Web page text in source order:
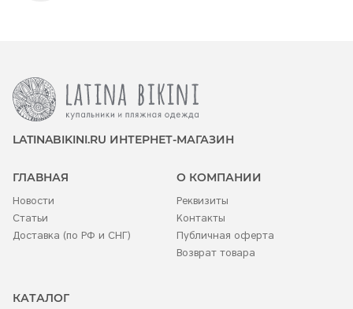
LATINABIKINI.RU ИНТЕРНЕТ-МАГАЗИН
ГЛАВНАЯ
Новости
Статьи
Доставка (по РФ и СНГ)
О КОМПАНИИ
Реквизиты
Контакты
Публичная оферта
Возврат товара
КАТАЛОГ